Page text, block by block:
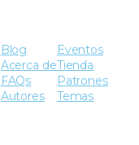
Blog
Acerca de
FAQs
Autores
Eventos
Tienda
Patrones
Temas